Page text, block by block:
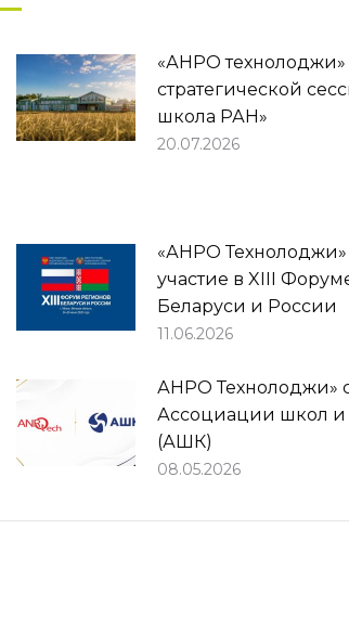
«АНРО технолоджи»
стратегической
школа РАН»
20.07.2026
«АНРО
участие в XIII
Беларуси и России
11.06.2026
АНРО Технолоджи»
Ассоциации школ и
(АШК)
08.05.2026